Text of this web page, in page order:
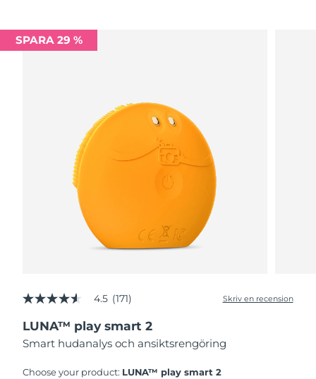
SPARA 29 %
4.5
5
stjärnor,
genomsnittligt
Read
4.5 (171) Skriv en recension
LUNA™ play smart 2
Smart hudanalys och ansiktsrengöring
Choose your product: LUNA™ play smart 2